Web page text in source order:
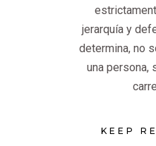
jerarquía y
determina, no
una persona,
KEEP